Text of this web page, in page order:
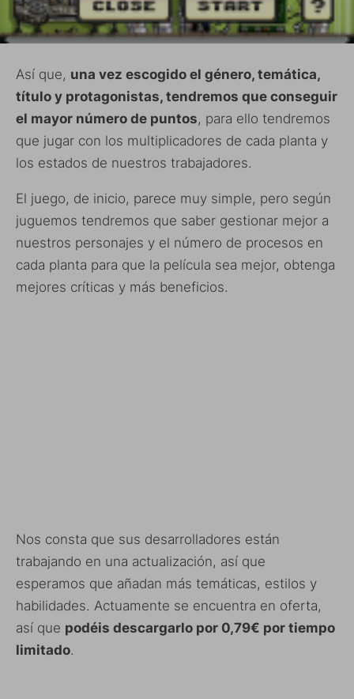
Así que, una vez escogido el género, temática,
título y protagonistas, tendremos que conseguir
el mayor número de puntos, para ello tendremos
que jugar con los multiplicadores de cada planta y
los estados de nuestros trabajadores.
El juego, de inicio, parece muy simple, pero según
juguemos tendremos que saber gestionar mejor a
nuestros personajes y el número de procesos en
cada planta para que la película sea mejor, obtenga
mejores críticas y más beneficios.
Nos consta que sus desarrolladores están
trabajando en una actualización, así que
esperamos que añadan más temáticas, estilos y
habilidades. Actuamente se encuentra en oferta,
así que podéis descargarlo por 0,79€ por tiempo
limitado.